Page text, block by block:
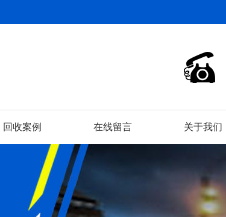
回收案例 在线留言 关于我们